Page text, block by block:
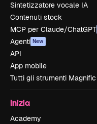
Sintetizzatore vocale IA
Contenuti stock
MCP per Claude/ChatGPT
Agenti New
API
App mobile
Tutti gli strumenti Magnific
Inizia
Academy